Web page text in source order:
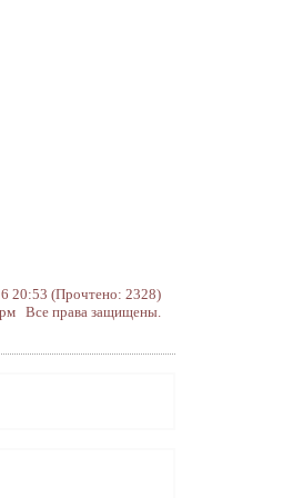
20:53 (Прочтено: 2328)
Все права защищены.